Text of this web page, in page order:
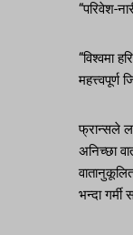
“परिवेश-
“विश्वमा
फ्रान्सले
अनिच्छा
भन्दा गर्मी